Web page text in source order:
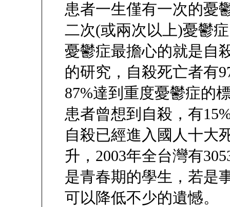
患者一生僅有一次的憂
二次(或兩次以上)憂鬱
憂鬱症最擔心的就是自
的研究，自殺死亡者有
87%達到重度憂鬱症的
患者曾想到自殺，有
自殺已經進入國人十大
升，2003年全台灣有
是青春期的學生，若是
可以降低不少的遺憾。